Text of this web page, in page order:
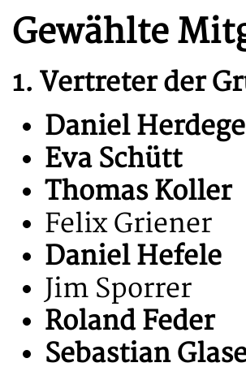
Gewählte
1. Vertreter der
Daniel
Eva Schütt
Thomas Koller
Felix Griener
Daniel Hefele
Jim Sporrer
Roland Feder
Sebastian